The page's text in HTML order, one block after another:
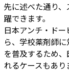
先に述べた通り
躍できます。
日本アンチ・ド
ら、学校薬剤師
を普及するため
れるケースもあり